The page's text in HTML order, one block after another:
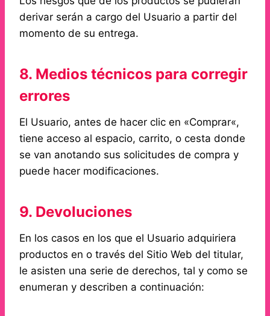
derivar serán a cargo del Usuario a partir del
momento de su entrega.
8. Medios técnicos para corregir
errores
El Usuario, antes de hacer clic en «Comprar«,
tiene acceso al espacio, carrito, o cesta donde
se van anotando sus solicitudes de compra y
puede hacer modificaciones.
9. Devoluciones
En los casos en los que el Usuario adquiriera
productos en o través del Sitio Web del titular,
le asisten una serie de derechos, tal y como se
enumeran y describen a continuación: